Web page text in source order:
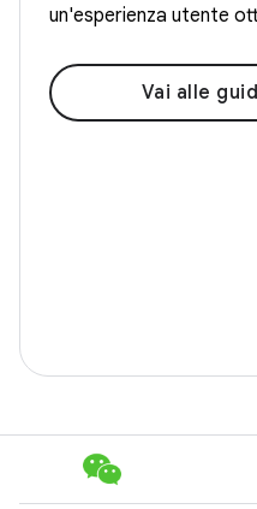
un'esperienza utente
Vai alle